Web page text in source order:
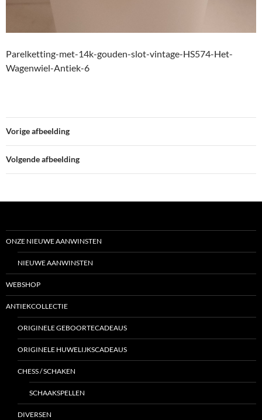
Parelketting-met-14k-gouden-slot-vintage-HS574-Het-
Wagenwiel-Antiek-6
Vorige afbeelding
Volgende afbeelding
ONZE NIEUWE AANWINSTEN
NIEUWE AANWINSTEN
WEBSHOP
ANTIEKCOLLECTIE
ORIGINELE GEBOORTECADEAUS
ORIGINELE HUWELIJKSCADEAUS
CHESS / SCHAKEN
SCHAAKSPELLEN
DIVERSEN